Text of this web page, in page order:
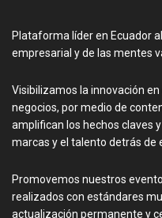
Plataforma líder en Ecuador
empresarial y de las mentes
Visibilizamos la innovación
negocios, por medio de
amplifican los hechos claves
marcas y el talento detrás de
Promovemos nuestros
realizados con estándares
actualización permanente y